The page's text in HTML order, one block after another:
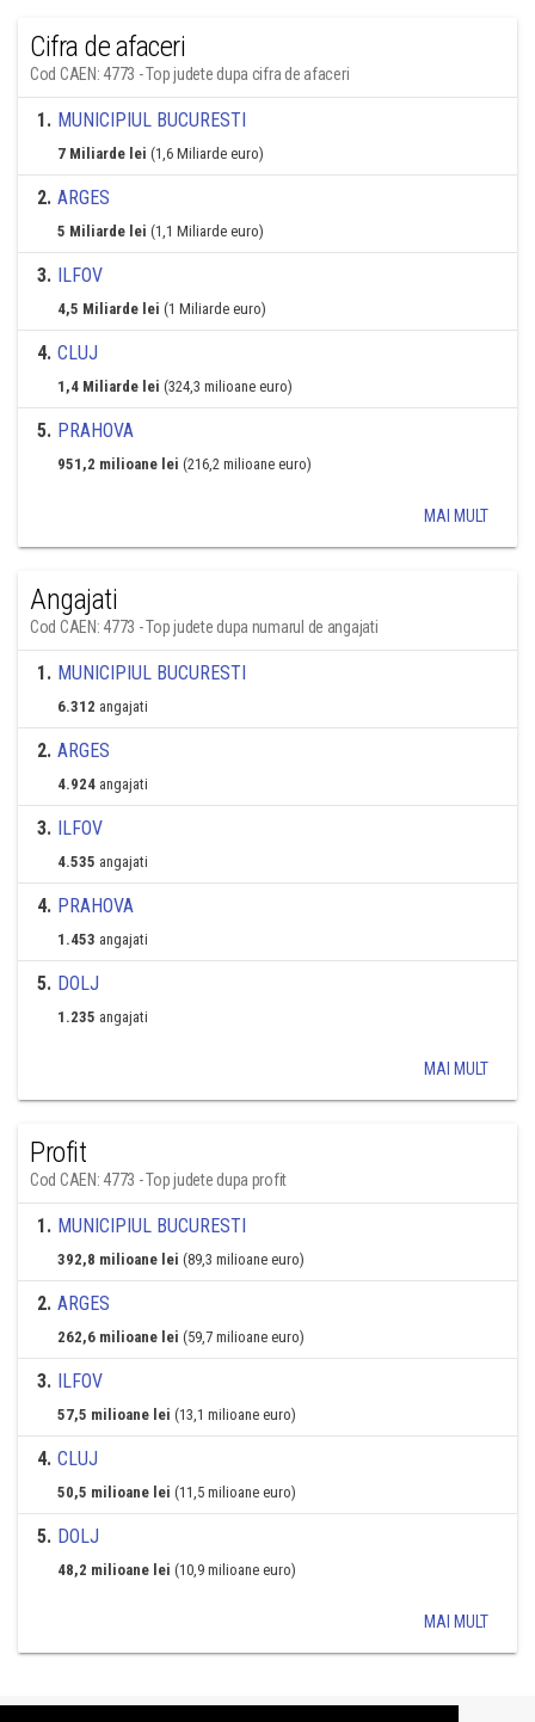
Cifra de afaceri
Cod CAEN: 4773 - Top judete dupa cifra de afaceri
1. MUNICIPIUL BUCURESTI
7 Miliarde lei (1,6 Miliarde euro)
2. ARGES
5 Miliarde lei (1,1 Miliarde euro)
3. ILFOV
4,5 Miliarde lei (1 Miliarde euro)
4. CLUJ
1,4 Miliarde lei (324,3 milioane euro)
5. PRAHOVA
951,2 milioane lei (216,2 milioane euro)
MAI MULT
Angajati
Cod CAEN: 4773 - Top judete dupa numarul de angajati
1. MUNICIPIUL BUCURESTI
6.312 angajati
2. ARGES
4.924 angajati
3. ILFOV
4.535 angajati
4. PRAHOVA
1.453 angajati
5. DOLJ
1.235 angajati
MAI MULT
Profit
Cod CAEN: 4773 - Top judete dupa profit
1. MUNICIPIUL BUCURESTI
392,8 milioane lei (89,3 milioane euro)
2. ARGES
262,6 milioane lei (59,7 milioane euro)
3. ILFOV
57,5 milioane lei (13,1 milioane euro)
4. CLUJ
50,5 milioane lei (11,5 milioane euro)
5. DOLJ
48,2 milioane lei (10,9 milioane euro)
MAI MULT